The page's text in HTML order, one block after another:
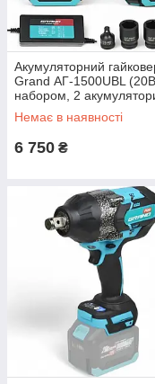
Акумуляторний
Grand АГ-1500UBL
набором, 2
год. КЕЙС, ЧЕХІЯ) ®
Немає в наявності
6 750 ₴